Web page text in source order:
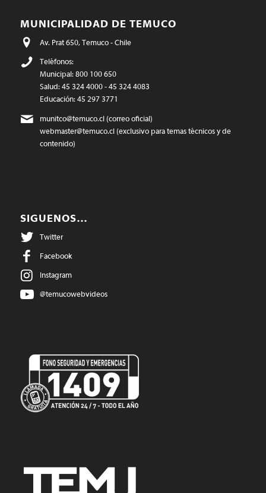
MUNICIPALIDAD DE TEMUCO
Av. Prat 650, Temuco - Chile
Teléfonos:
Municipal: 800 100 650
Salud: 45 324 4000 - 45 324 4083
Educación: 45 297 3771
munitco@temuco.cl(correo oficial)
webmaster@temuco.cl(exclusivo para temas técnicos y de
contenido)
SIGUENOS…
Twitter
Facebook
Instagram
@temucowebvideos